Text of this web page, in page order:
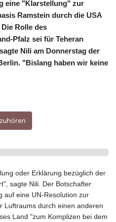
eine "Klarstellung" zur
Ramstein durch die USA
Rolle des
Pfalz sei für Teheran
Nili am Donnerstag der
"Bislang haben wir keine
oder Erklärung bezüglich der
sagte Nili. Der Botschafter
auf eine UN-Resolution zur
Luftraums durch einen anderen
Land "zum Komplizen bei dem